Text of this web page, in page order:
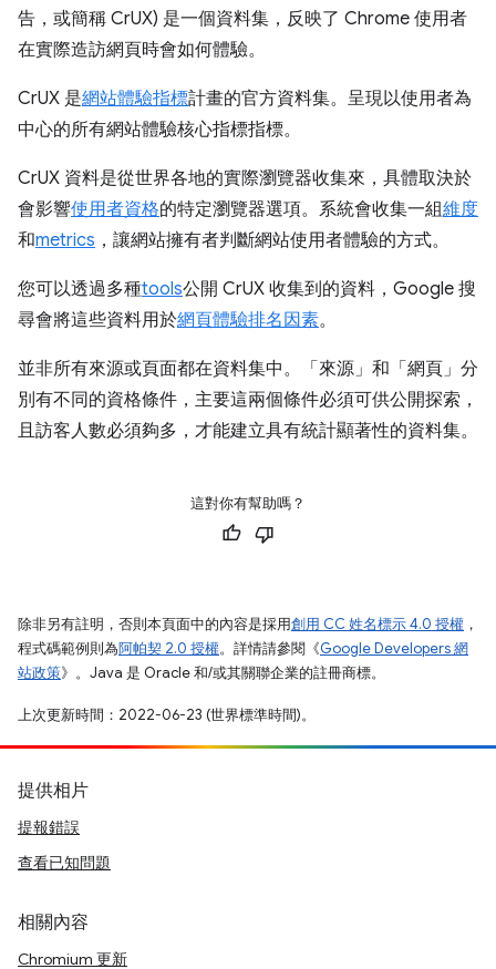
告，或簡稱 CrUX) 是一個資料集，反映了 Chrome 使用者
在實際造訪網頁時會如何體驗。
CrUX 是網站體驗指標計畫的官方資料集。呈現以使用者為
中心的所有網站體驗核心指標指標。
CrUX 資料是從世界各地的實際瀏覽器收集來，具體取決於
會影響使用者資格的特定瀏覽器選項。系統會收集一組維度
和metrics ，讓網站擁有者判斷網站使用者體驗的方式。
您可以透過多種tools公開 CrUX 收集到的資料，Google 搜
尋會將這些資料用於網頁體驗排名因素。
並非所有來源或頁面都在資料集中。「來源」 和「網頁」 分
別有不同的資格條件，主要這兩個條件必須可供公開探索，
且訪客人數必須夠多，才能建立具有統計顯著性的資料集。
這對你有幫助嗎？
除非另有註明，否則本頁面中的內容是採用創用 CC 姓名標示 4.0 授權 ，
程式碼範例則為阿帕契 2.0 授權。詳情請參閱《Google Developers 網
站政策》。Java 是 Oracle 和/或其關聯企業的註冊商標。
上次更新時間：2022-06-23 (世界標準時間)。
提供相片
提報錯誤
查看已知問題
相關內容
Chromium 更新